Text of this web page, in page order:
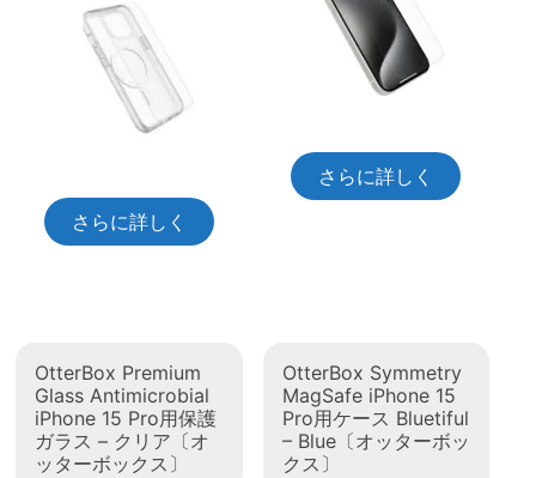
さらに詳しく
さらに詳しく
OtterBox Premium
Glass Antimicrobial
iPhone 15 Pro用保護
ガラス – クリア〔オ
ッターボックス〕
OtterBox Symmetry
MagSafe iPhone 15
Pro用ケース Bluetiful
– Blue〔オッターボッ
クス〕